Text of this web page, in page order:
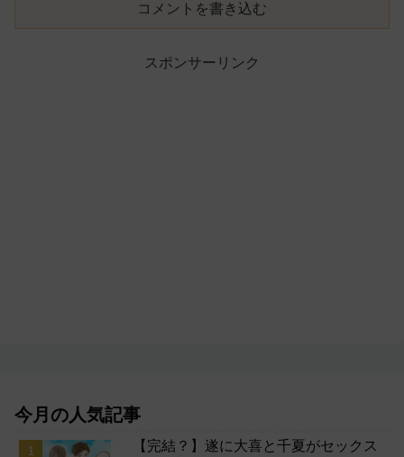
コメントを書き込む
スポンサーリンク
今月の人気記事
【完結？】遂に大喜と千夏がセックス